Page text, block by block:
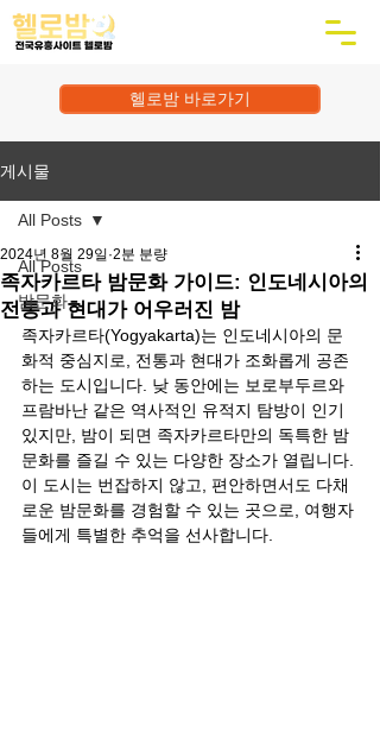
헬로밤 바로가기
게시물
All Posts
밤문화
All Posts
족자카르타 밤문화 가이드: 인도네시아의
전통과 현대가 어우러진 밤
2024년 8월 29일 2분 분량
족자카르타(Yogyakarta)는 인도네시아의 문
화적 중심지로, 전통과 현대가 조화롭게 공존
하는 도시입니다. 낮 동안에는 보로부두르와
프람바난 같은 역사적인 유적지 탐방이 인기
있지만, 밤이 되면 족자카르타만의 독특한 밤
문화를 즐길 수 있는 다양한 장소가 열립니다.
이 도시는 번잡하지 않고, 편안하면서도 다채
로운 밤문화를 경험할 수 있는 곳으로, 여행자
들에게 특별한 추억을 선사합니다.